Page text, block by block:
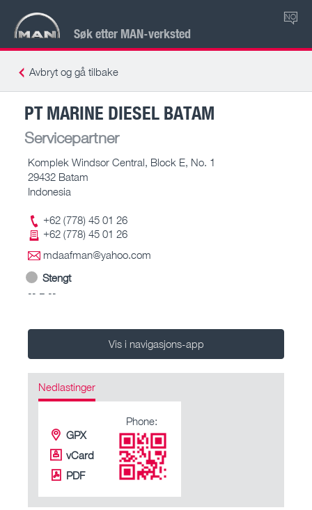
Søk etter MAN-verksted
NO
Avbryt og gå tilbake
PT MARINE DIESEL BATAM
Servicepartner
Komplek Windsor Central, Block E, No. 1
29432 Batam
Indonesia
+62 (778) 45 01 26
+62 (778) 45 01 26
mdaafman@yahoo.com
Stengt
-- – --
Vis i navigasjons-app
Nedlastinger
GPX
vCard
PDF
Phone: